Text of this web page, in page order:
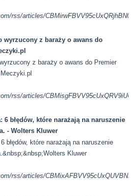
rss/articles/
wyrzucony z baraży o awans do
z baraży o awans do Premier
rss/articles/
6 błędów, które narażają na naruszenie
- Wolters Kluwer
błędów, które narażają na naruszenie
Kluwer
rss/articles/